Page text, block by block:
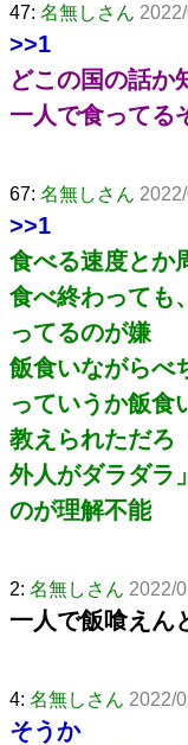
47: 名無しさん
>>1
どこの国の話か
一人で食ってる
67: 名無しさん
>>1
食べる速度とか
食べ終わっても
ってるのが嫌
飯食いながらべ
っていうか飯食
教えられただろ
外人がダラダラ
のが理解不能
2: 名無しさん 2022/
一人で飯喰えん
4: 名無しさん 2022/
そうか